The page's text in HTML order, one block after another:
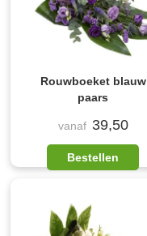
Rouwboeket blauw
paars
vanaf 39,50
Bestellen